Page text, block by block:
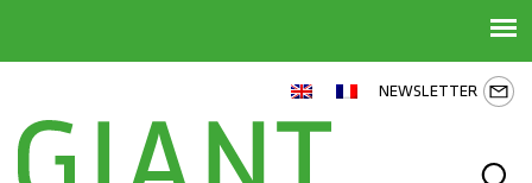
NEWSLETTER